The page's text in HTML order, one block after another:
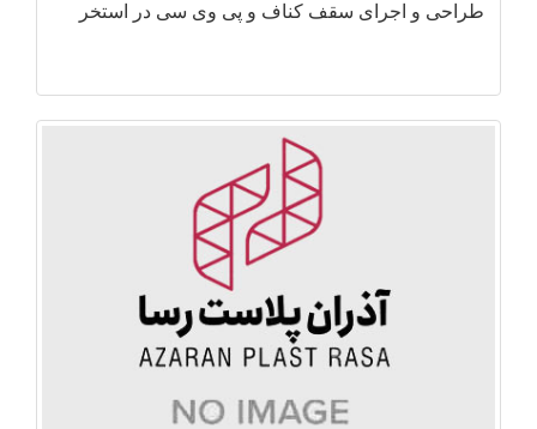
طراحی و اجرای سقف کناف و پی وی سی در استخر